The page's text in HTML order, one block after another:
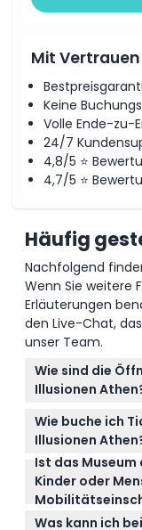
Mit
Keine
Volle Ende-zu-
24/7
4,8/5 ⭐
4,7/5 ⭐
Häufig
Nachfolgend
Wenn Sie weitere
Erläuterungen
den Live-Chat,
unser Team.
Wie sind die
Illusionen
Das Museum
10:00 bis 20:00
griechischen
des orthodoxen
vorbehalten –
Wie buche ich
Illusionen
Sie können Ihre
dieser Website
buchen und
bevorzugte
Ist das Museum
Kinder oder
Kinder unter 4
Was kann ich